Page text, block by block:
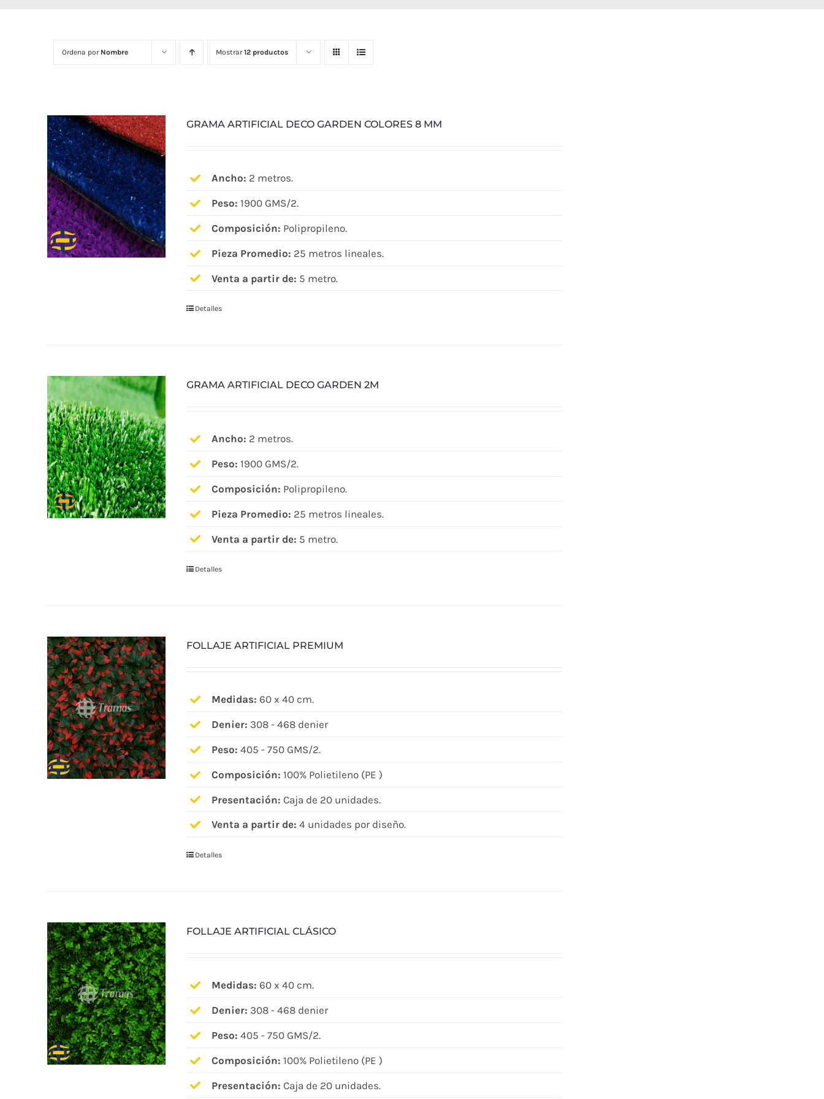
Ordena por Nombre Mostrar12 productos
GRAMA ARTIFICIAL DECO GARDEN COLORES 8 MM
Ancho: 2 metros.
Peso: 1900 GMS/2.
Composición: Polipropileno.
Pieza Promedio: 25 metros lineales.
Venta a partir de: 5 metro.
Detalles
GRAMA ARTIFICIAL DECO GARDEN 2M
Ancho: 2 metros.
Peso: 1900 GMS/2.
Composición: Polipropileno.
Pieza Promedio: 25 metros lineales.
Venta a partir de: 5 metro.
Detalles
FOLLAJE ARTIFICIAL PREMIUM
Medidas: 60 x 40 cm.
Denier: 308 - 468 denier
Peso: 405 - 750 GMS/2.
Composición: 100% Polietileno (PE )
Presentación: Caja de 20 unidades.
Venta a partir de: 4 unidades por diseño.
Detalles
FOLLAJE ARTIFICIAL CLÁSICO
Medidas: 60 x 40 cm.
Denier: 308 - 468 denier
Peso: 405 - 750 GMS/2.
Composición: 100% Polietileno (PE )
Presentación: Caja de 20 unidades.